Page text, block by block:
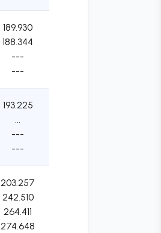
189.930
188.344
---
---
193.225
...
---
---
203.257
242.510
264.411
274.648